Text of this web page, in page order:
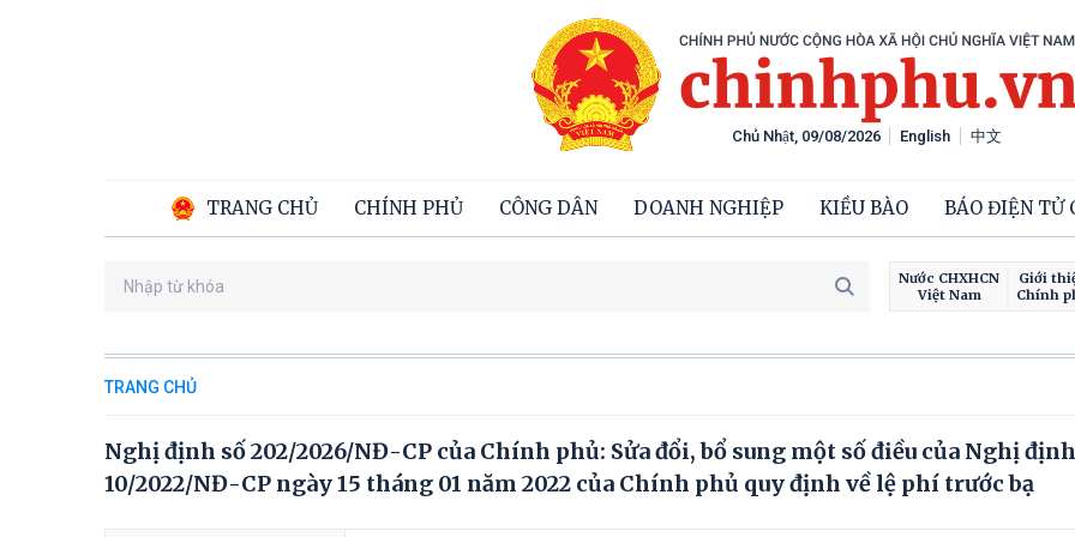
English 中文
TRANG CHỦ CHÍNH PHỦ CÔNG DÂN DOANH NGHIỆP KIỀU BÀO BÁO ĐIỆN TỬ
Chủ Nhật, 09/08/2026
Nước CHXHCN
Việt Nam
Giới
Chính
TRANG CHỦ
Nghị định số 202/2026/NĐ-CР của Chính phủ: Sửa đổi, bổ sung một số điều của Nghị
10/2022/NĐ-CP ngày 15 tháng 01 năm 2022 của Chính phủ quy định về lệ phí trước bạ